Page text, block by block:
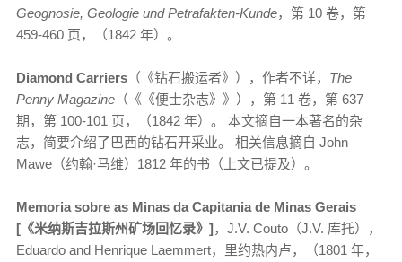
Geognosie, Geologie und Petrafakten-Kunde，第 10 卷，第
459-460 页，（1842 年）。
Diamond Carriers （《钻石搬运者》），作者不详， The
Penny Magazine （《《便士杂志》》），第 11 卷，第 637
期，第 100-101 页，（1842 年）。 本文摘自一本著名的杂
志，简要介绍了巴西的钻石开采业。 相关信息摘自 John
Mawe（约翰·马维）1812 年的书（上文已提及）。
Memoria sobre as Minas da Capitania de Minas Gerais
[《米纳斯吉拉斯州矿场回忆录》]，J.V. Couto（J.V. 库托），
Eduardo and Henrique Laemmert，里约热内卢，（1801 年，